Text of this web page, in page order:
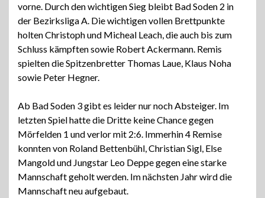
vorne. Durch den wichtigen Sieg bleibt Bad Soden 2 in
der Bezirksliga A. Die wichtigen vollen Brettpunkte
holten Christoph und Micheal Leach, die auch bis zum
Schluss kämpften sowie Robert Ackermann. Remis
spielten die Spitzenbretter Thomas Laue, Klaus Noha
sowie Peter Hegner.
Ab Bad Soden 3 gibt es leider nur noch Absteiger. Im
letzten Spiel hatte die Dritte keine Chance gegen
Mörfelden 1 und verlor mit 2:6. Immerhin 4 Remise
konnten von Roland Bettenbühl, Christian Sigl, Else
Mangold und Jungstar Leo Deppe gegen eine starke
Mannschaft geholt werden. Im nächsten Jahr wird die
Mannschaft neu aufgebaut.